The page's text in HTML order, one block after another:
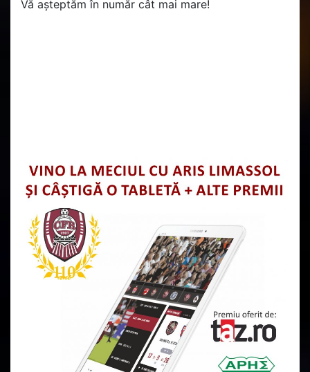
Vă așteptăm în număr cât mai mare!